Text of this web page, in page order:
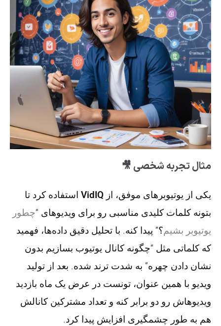
مثال تجربه شخصی 🎥
یکی از یوتیوبرهای موفق، از VidIQ استفاده کرد تا
بتونه کلمات کلیدی مناسبی رو برای ویدیوهای “چطور
یوتیوبر بشیم؟” پیدا کنه. با تحلیل دقیق داده‌ها، فهمید
که کلماتی مثل “چگونه کانال یوتیوب بسازیم بدون
نشان دادن چهره” به شدت ترند شده. بعد از تولید
ویدیو با همین عنوان، تونست در عرض یک ماه بازدید
ویدیوهاش رو دو برابر کنه و تعداد مشترکین کانالش
هم به طور چشمگیری افزایش پیدا کرد.